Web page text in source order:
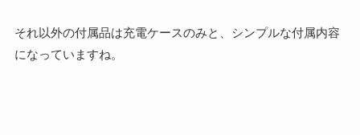
それ以外の付属品は充電ケースのみと、シンプルな付属内容
になっていますね。